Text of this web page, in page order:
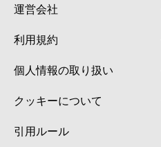
運営会社
利用規約
個人情報の取り扱い
クッキーについて
引用ルール